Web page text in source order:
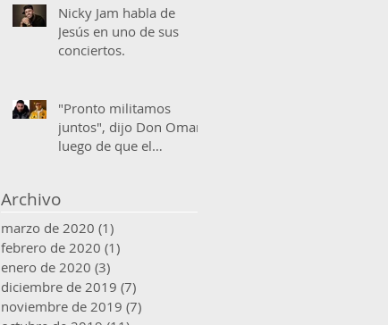
Nicky Jam habla de
Jesús en uno de sus
conciertos.
"Pronto militamos
juntos", dijo Don Omar
luego de que el
Archivo
marzo de 2020 (1)
febrero de 2020 (1)
enero de 2020 (3)
diciembre de 2019 (7)
noviembre de 2019 (7)